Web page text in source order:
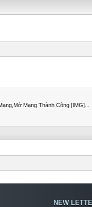
Mạng Thành Công [IMG]...
NEW